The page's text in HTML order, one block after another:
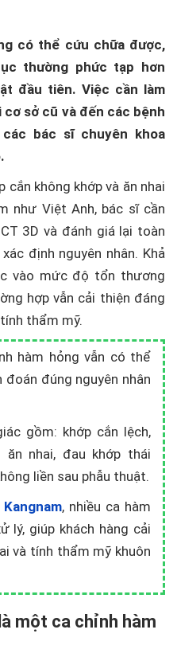
có thể cứu chữa được,
thường phức tạp hơn
đầu tiên. Việc cần làm
sở cũ và đến các bệnh
bác sĩ chuyên khoa
không khớp và ăn nhai
như Việt Anh, bác sĩ cần
3D và đánh giá lại toàn
định nguyên nhân. Khả
vào mức độ tổn thương
hợp vẫn cải thiện đáng
thẩm mỹ.
hàm hỏng vẫn có thể
đúng nguyên nhân
gồm: khớp cắn lệch,
ăn nhai, đau khớp thái
liền sau phẫu thuật.
, nhiều ca hàm
lý, giúp khách hàng cải
và tính thẩm mỹ khuôn
một ca chỉnh hàm